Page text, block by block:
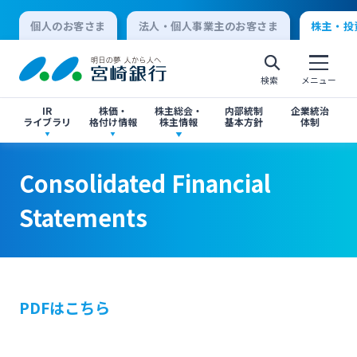
個人のお客さま 法人・個人事業主のお客さま 株主・
検索 メニュー
IR
ライブラリ
株価・
格付け情報
株主総会・
株主情報
内部統制
基本方針
企業統治
体制
有価証券報告書・四半期報告書
格付け情報
株主総会のご案内
中間配当のご案内
Consolidated Financial Statements
Consolidated Financial Statements
ログオン
法人向けインターネットバンキング
Consolidated Financial
Statements
PDFはこちら